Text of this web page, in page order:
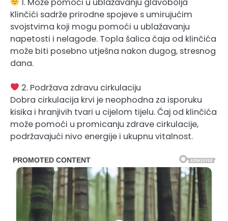
Klinčići sadrže prirodne spojeve s umirujućim
svojstvima koji mogu pomoći u ublažavanju
napetosti i nelagode. Topla šalica čaja od klinčića
može biti posebno utješna nakon dugog, stresnog
dana.
2. Podržava zdravu cirkulaciju
Dobra cirkulacija krvi je neophodna za isporuku
kisika i hranjivih tvari u cijelom tijelu. Čaj od klinčića
može pomoći u promicanju zdrave cirkulacije,
podržavajući nivo energije i ukupnu vitalnost.